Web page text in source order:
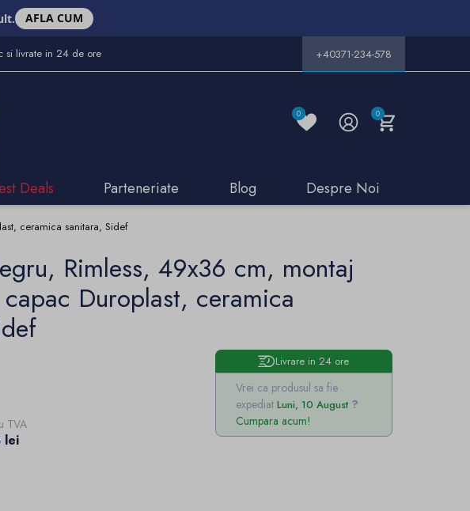
AFLA CUM
si livrate in 24 de ore +40371-234-578
0 0
Deals Parteneriate Blog Despre Noi
ceramica sanitara, Sidef
Rimless, 49x36 cm, montaj
Duroplast, ceramica
Livrare in 24 ore
Vrei ca produsul sa fie
expediat Luni, 10 August
Cumpara acum!
TVA
lei